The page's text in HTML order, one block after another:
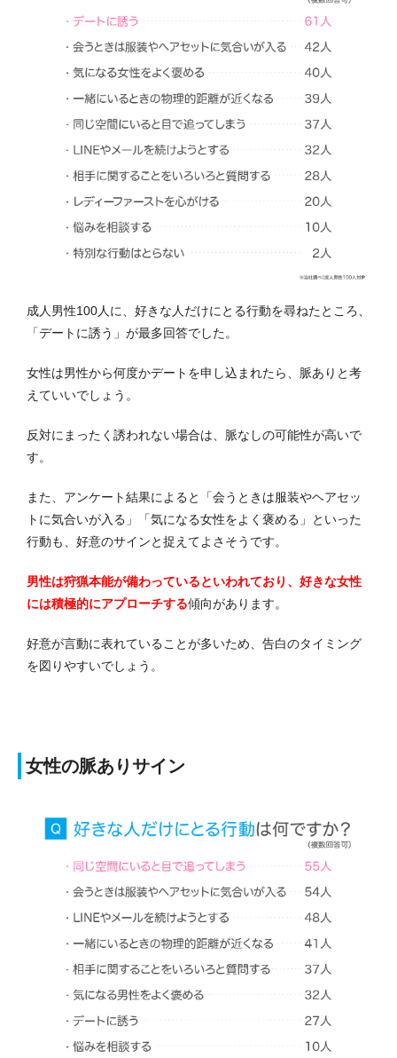
成人男性100人に、好きな人だけにとる行動を尋ねたところ、
「デートに誘う」が最多回答でした。
女性は男性から何度かデートを申し込まれたら、脈ありと考
えていいでしょう。
反対にまったく誘われない場合は、脈なしの可能性が高いで
す。
また、アンケート結果によると「会うときは服装やヘアセッ
トに気合いが入る」「気になる女性をよく褒める」といった
行動も、好意のサインと捉えてよさそうです。
男性は狩猟本能が備わっているといわれており、好きな女性
には積極的にアプローチする傾向があります。
好意が言動に表れていることが多いため、告白のタイミング
を図りやすいでしょう。
女性の脈ありサイン